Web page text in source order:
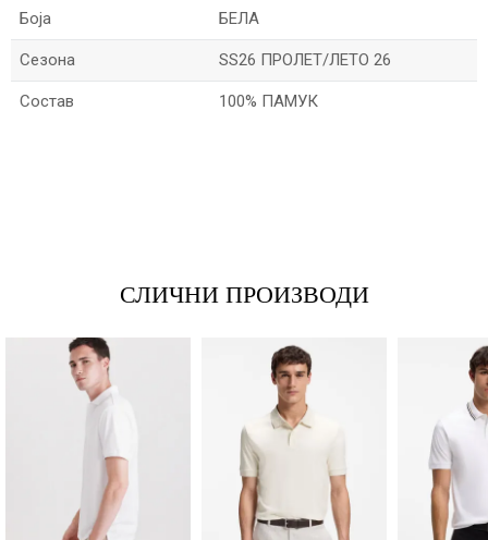
Боја БЕЛА
Сезона SS26 ПРОЛЕТ/ЛЕТО 26
Состав 100% ПАМУК
Анти спам заштита - пресметајте колку е 6 - 1 :
СЛИЧНИ ПРОИЗВОДИ